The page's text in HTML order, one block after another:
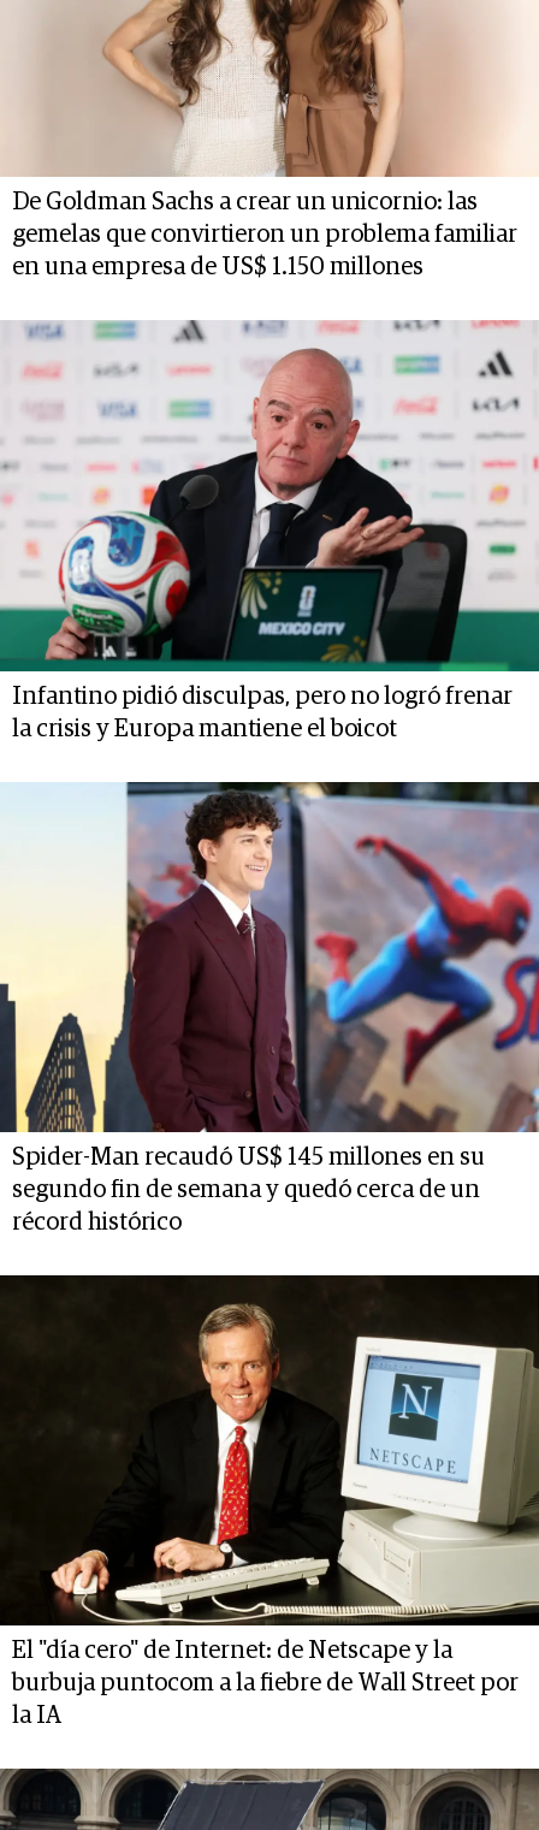
De Goldman Sachs a crear un unicornio: las
gemelas que convirtieron un problema familiar
en una empresa de US$ 1.150 millones
Infantino pidió disculpas, pero no logró frenar
la crisis y Europa mantiene el boicot
Spider-Man recaudó US$ 145 millones en su
segundo fin de semana y quedó cerca de un
récord histórico
El "día cero" de Internet: de Netscape y la
burbuja puntocom a la fiebre de Wall Street por
la IA